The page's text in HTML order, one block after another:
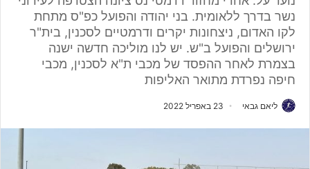
נשר בדרך ללאומית. בני יהודה והפועל כפ"ס מתחת
לקו האדום, ניצחונות יקרים ודרמטיים לסכנין, בית"ר
ירושלים והפועל ב"ש. יש לנו מוליכה חדשה ישנה
בצמרת לאחר ההפסד של מכבי ת"א לסכנין, מכבי
חיפה נפרדת מתואר האליפות
ליאם גבאי 23 באפריל 2022